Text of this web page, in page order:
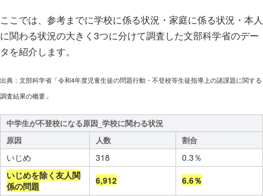
ここでは、参考までに学校に係る状況・家庭に係る状況・本人
に関わる状況の大きく3つに分けて調査した文部科学省のデー
タを紹介します。
出典：文部科学省「令和4年度児童生徒の問題行動・不登校等生徒指導上の諸課題に関する
調査結果の概要」
中学生が不登校になる原因_学校に関わる状況
原因
人数 割合
いじめ 318
0.3％
いじめを除く友人関
係の問題
6,912
6.6％